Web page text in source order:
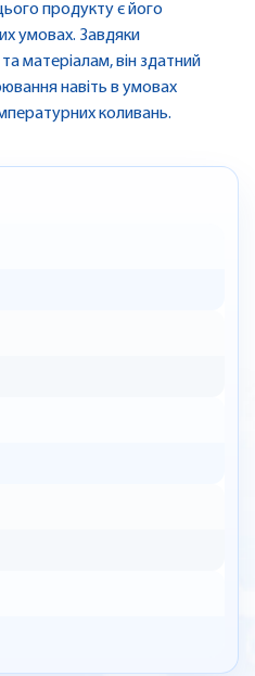
продукту є його
умовах. Завдяки
та матеріалам, він здатний
навіть в умовах
коливань.